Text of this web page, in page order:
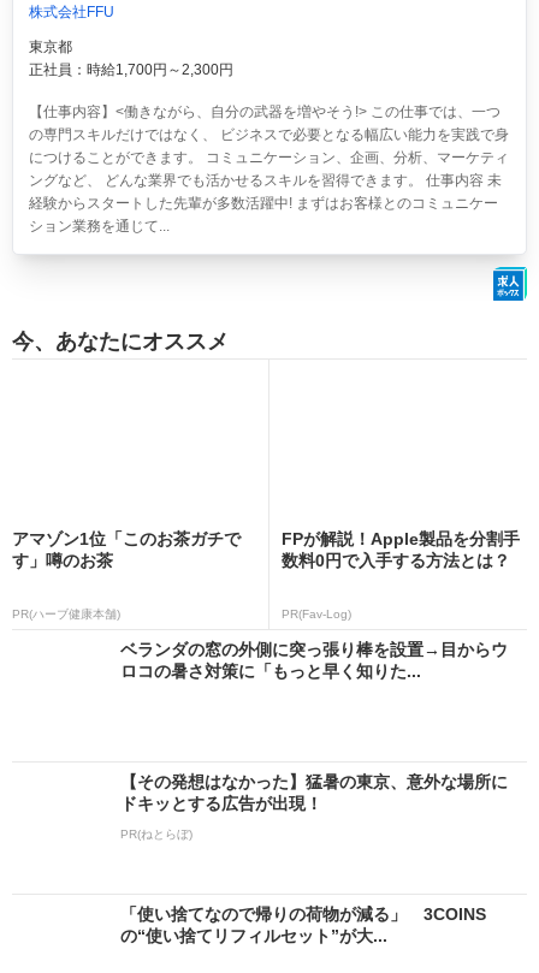
株式会社FFU
東京都
正社員：時給1,700円～2,300円
【仕事内容】<働きながら、自分の武器を増やそう!> この仕事では、一つ
の専門スキルだけではなく、 ビジネスで必要となる幅広い能力を実践で身
につけることができます。 コミュニケーション、企画、分析、マーケティ
ングなど、 どんな業界でも活かせるスキルを習得できます。 仕事内容 未
経験からスタートした先輩が多数活躍中! まずはお客様とのコミュニケー
ション業務を通じて...
今、あなたにオススメ
アマゾン1位「このお茶ガチで
す」噂のお茶
PR(ハーブ健康本舗)
FPが解説！Apple製品を分割手
数料0円で入手する方法とは？
PR(Fav-Log)
ベランダの窓の外側に突っ張り棒を設置→目からウ
ロコの暑さ対策に「もっと早く知りた...
【その発想はなかった】猛暑の東京、意外な場所に
ドキッとする広告が出現！
PR(ねとらぼ)
「使い捨てなので帰りの荷物が減る」 3COINS
の“使い捨てリフィルセット”が大...